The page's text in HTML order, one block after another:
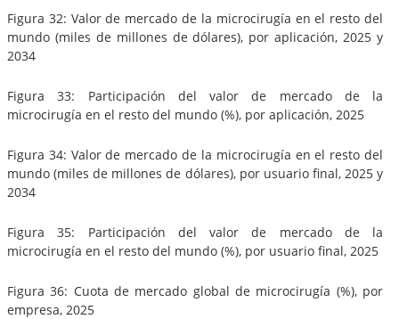
Figura 32: Valor de mercado de la microcirugía en el resto del
mundo (miles de millones de dólares), por aplicación, 2025 y
2034
Figura 33: Participación del valor de mercado de la
microcirugía en el resto del mundo (%), por aplicación, 2025
Figura 34: Valor de mercado de la microcirugía en el resto del
mundo (miles de millones de dólares), por usuario final, 2025 y
2034
Figura 35: Participación del valor de mercado de la
microcirugía en el resto del mundo (%), por usuario final, 2025
Figura 36: Cuota de mercado global de microcirugía (%), por
empresa, 2025